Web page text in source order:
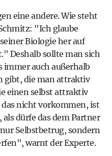
eine andere. Wie steht
"Ich glaube
Biologie her auf
Deshalb sollte man sich
immer auch außerhalb
gibt, die man attraktiv
einen selbst attraktiv
nicht vorkommen, ist
dürfe das dem Partner
Selbstbetrug, sondern
warnt der Experte.